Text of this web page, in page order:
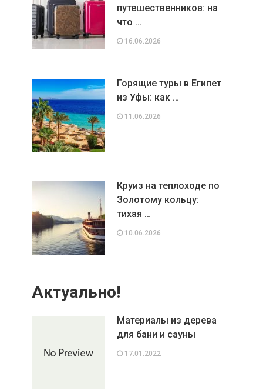
путешественников: на
что …
16.06.2026
Горящие туры в Египет
из Уфы: как …
11.06.2026
Круиз на теплоходе по
Золотому кольцу:
тихая …
10.06.2026
Актуально!
Материалы из дерева
для бани и сауны
17.01.2022